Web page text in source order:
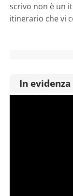
scrivo non è un
itinerario che vi
In evidenza